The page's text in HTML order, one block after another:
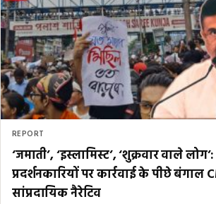
REPORT
‘जमाती’, ‘इस्लामिस्ट’, ‘शुक्रवार वाले
प्रदर्शनकारियों पर कार्रवाई के पीछे बंगाल
सांप्रदायिक नैरेटिव